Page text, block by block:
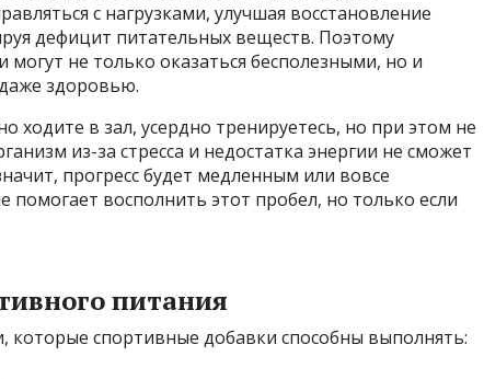
с нагрузками, улучшая восстановление
дефицит питательных веществ. Поэтому
не только оказаться бесполезными, но и
здоровью.
ходите в зал, усердно тренируетесь, но при этом не
из-за стресса и недостатка энергии не сможет
прогресс будет медленным или вовсе
помогает восполнить этот пробел, но только если
питания
спортивные добавки способны выполнять: